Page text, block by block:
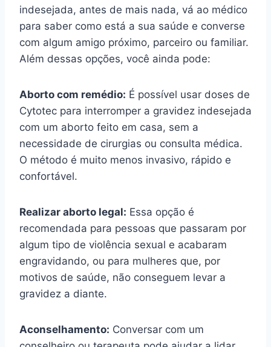
indesejada, antes de mais nada, vá ao médico
para saber como está a sua saúde e converse
com algum amigo próximo, parceiro ou familiar.
Além dessas opções, você ainda pode:
Aborto com remédio: É possível usar doses de
Cytotec para interromper a gravidez indesejada
com um aborto feito em casa, sem a
necessidade de cirurgias ou consulta médica.
O método é muito menos invasivo, rápido e
confortável.
Realizar aborto legal: Essa opção é
recomendada para pessoas que passaram por
algum tipo de violência sexual e acabaram
engravidando, ou para mulheres que, por
motivos de saúde, não conseguem levar a
gravidez a diante.
Aconselhamento: Conversar com um